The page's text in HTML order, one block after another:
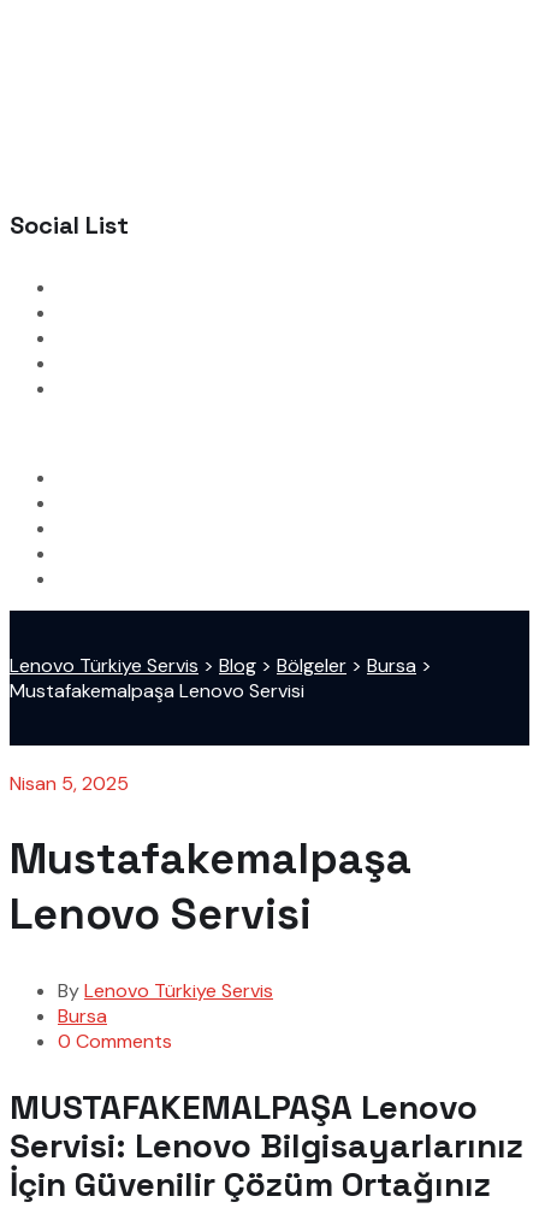
Social List
Lenovo Türkiye Servis > Blog > Bölgeler > Bursa >
Mustafakemalpaşa Lenovo Servisi
Nisan 5, 2025
Mustafakemalpaşa
Lenovo Servisi
ByLenovo Türkiye Servis
Bursa
0 Comments
MUSTAFAKEMALPAŞA Lenovo
Servisi: Lenovo Bilgisayarlarınız
İçin Güvenilir Çözüm Ortağınız